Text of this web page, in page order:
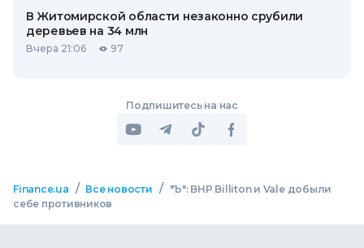
В Житомирской области незаконно срубили
деревьев на 34 млн
Вчера 21:06 97
Подпишитесь на нас
Finance.ua / Все новости /
"Ъ": BHP Billiton и Vale добыли
себе противников